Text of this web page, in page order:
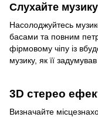
Слухайте
Насолоджуйтесь
басами та повним
фірмовому чіпу із
музику, як її
3D стерео
Визначайте